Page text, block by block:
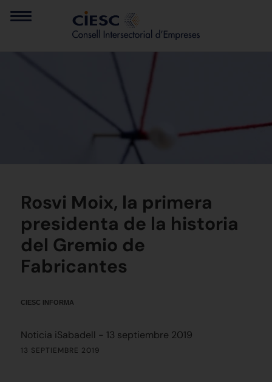
Rosvi Moix, la primera
presidenta de la historia
del Gremio de
Fabricantes
CIESC INFORMA
Noticia iSabadell - 13 septiembre 2019
13 SEPTIEMBRE 2019